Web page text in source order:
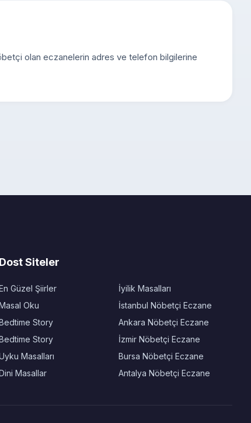
olan eczanelerin adres ve telefon bilgilerine
Dost Siteler
Güzel Şiirler
Oku
Story
Story
Masalları
Masallar
İyilik Masalları
İstanbul Nöbetçi Eczane
Ankara Nöbetçi Eczane
İzmir Nöbetçi Eczane
Bursa Nöbetçi Eczane
Antalya Nöbetçi Eczane